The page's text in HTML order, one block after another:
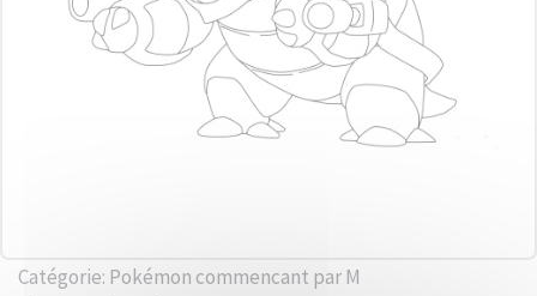
Catégorie: Pokémon commencant par M